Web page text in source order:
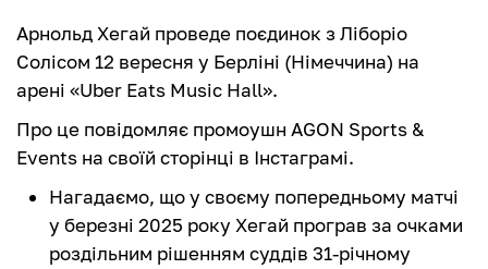
Арнольд Хегай проведе поєдинок з Ліборіо
Солісом 12 вересня у Берліні (Німеччина) на
арені «Uber Eats Music Hall».
Про це повідомляє промоушн AGON Sports &
Events на своїй сторінці в Інстаграмі.
Нагадаємо, що у своєму попередньому матчі
у березні 2025 року Хегай програв за очками
роздільним рішенням суддів 31-річному